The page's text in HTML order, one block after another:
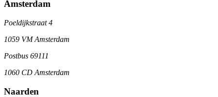
Amsterdam
Poeldijkstraat 4
1059 VM Amsterdam
Postbus 69111
1060 CD Amsterdam
Naarden